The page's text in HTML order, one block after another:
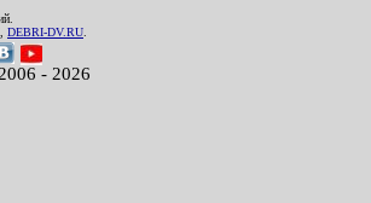
DEBRI-DV.RU
- 2026